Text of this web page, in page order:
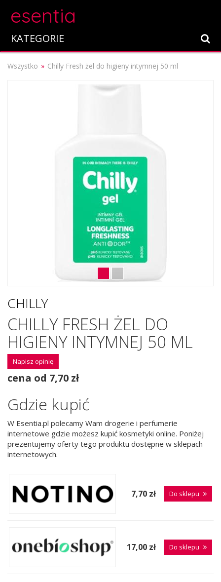
esentia
KATEGORIE
Wszystko Chilly Fresh żel do higieny intymnej 50 ml
CHILLY
CHILLY FRESH ŻEL DO
HIGIENY INTYMNEJ 50 ML
Napisz opinię
cena od 7,70 zł
Gdzie kupić
W Esentia.pl polecamy Wam drogerie i perfumerie
internetowe gdzie możesz kupić kosmetyki online. Poniżej
prezentujemy oferty tego produktu dostępne w sklepach
internetowych.
7,70 zł Do sklepu
17,00 zł Do sklepu